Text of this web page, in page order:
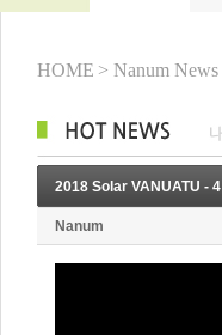
HOME > Nanum News
2018 Solar VANUATU - 4
Nanum